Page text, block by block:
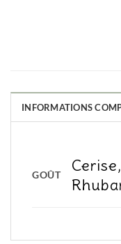
INFORMATIONS
GOÛT